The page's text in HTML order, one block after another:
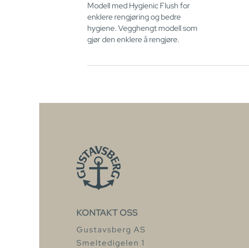
Modell med Hygienic Flush for
enklere rengjøring og bedre
hygiene. Vegghengt modell som
gjør den enklere å rengjøre.
KONTAKT OSS
Gustavsberg AS
Smeltedigelen 1